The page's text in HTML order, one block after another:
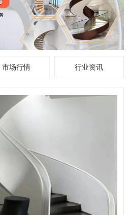
市场行情 行业资讯